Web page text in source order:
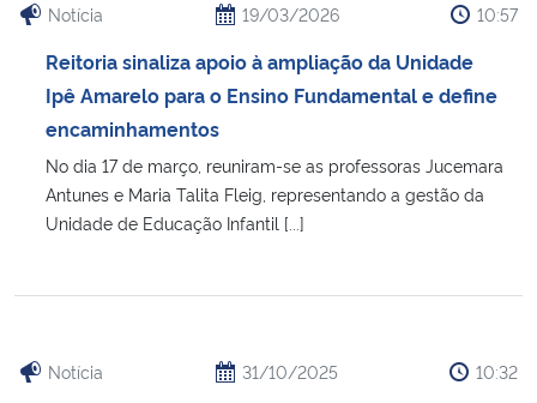
Notícia 19/03/2026 10:57
Reitoria sinaliza apoio à ampliação da Unidade
Ipê Amarelo para o Ensino Fundamental e define
encaminhamentos
No dia 17 de março, reuniram-se as professoras Jucemara
Antunes e Maria Talita Fleig, representando a gestão da
Unidade de Educação Infantil [...]
Notícia 31/10/2025 10:32